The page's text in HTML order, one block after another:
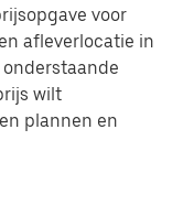
voor
afleverlocatie in
onderstaande
wilt
plannen en